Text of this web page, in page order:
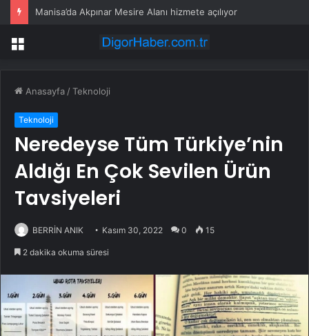
Manisa’da Akpınar Mesire Alanı hizmete açılıyor
Menü
Anasayfa /Teknoloji
Teknoloji
Neredeyse Tüm Türkiye’nin
Aldığı En Çok Sevilen Ürün
Tavsiyeleri
BERRİN ANIK Kasım 30, 2022 0 15
2 dakika okuma süresi